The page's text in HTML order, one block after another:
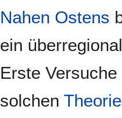
Nahen Ostens
ein
Erste
solchen Theorie